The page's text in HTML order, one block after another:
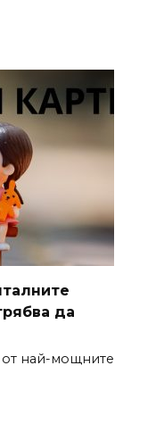
да
от най-мощните